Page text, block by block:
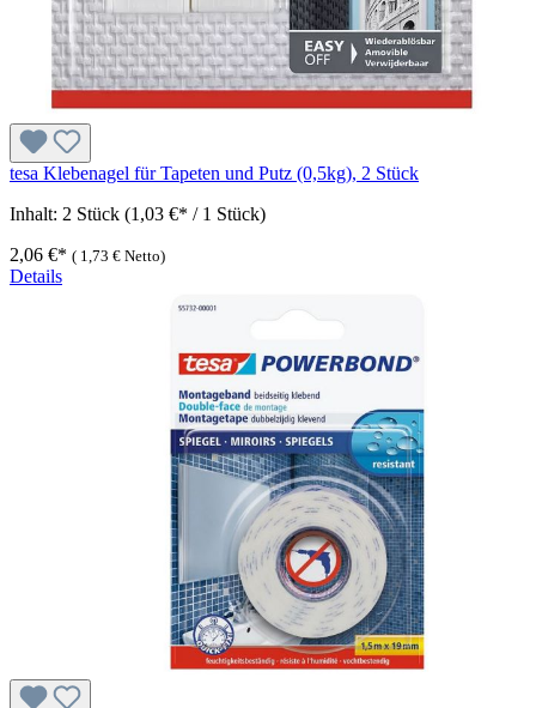
tesa Klebenagel für Tapeten und Putz (0,5kg), 2 Stück
Inhalt: 2 Stück (1,03 €* / 1 Stück)
2,06 €* ( 1,73 € Netto)
Details